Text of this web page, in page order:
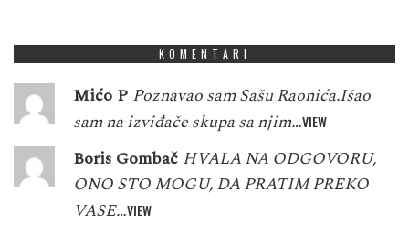
KOMENTARI
Mićo P Poznavao sam Sašu Raonića.Išao
sam na izviđače skupa sa njim…VIEW
Boris Gombač HVALA NA ODGOVORU,
ONO STO MOGU, DA PRATIM PREKO
VASE…VIEW